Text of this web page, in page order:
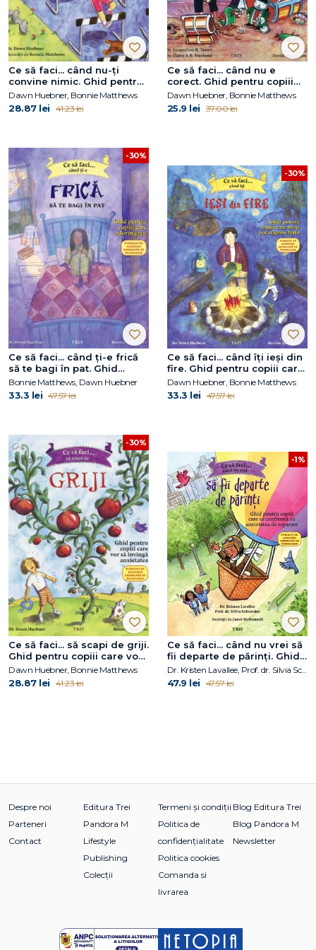
Ce să faci... când nu-ţi
convine nimic. Ghid pentru
copiii care vor să
depăşească negativitatea
Dawn Huebner, Bonnie Matthews
28.87 lei 41.23 lei
Ce să faci... când nu e
corect. Ghid pentru copiii
care vor să facă faţă
invidiei şi geloziei
Dawn Huebner, Bonnie Matthews
25.9 lei 37.00 lei
-30%
Ce să faci... când ţi-e frică
să te bagi în pat. Ghid
pentru copiii care adorm
greu
Bonnie Matthews, Dawn Huebner
33.3 lei 47.57 lei
-30%
Ce să faci... când îţi ieşi din
fire. Ghid pentru copiii care
nu-şi pot stăpâni furia
Dawn Huebner, Bonnie Matthews
33.3 lei 47.57 lei
-30%
Ce să faci... să scapi de griji.
Ghid pentru copiii care vor
să învingă anxietatea
Dawn Huebner, Bonnie Matthews
28.87 lei 41.23 lei
-1%
Ce să faci... când nu vrei să
fii departe de părinţi. Ghid
pentru copiii care se
confruntă cu anxietatea de
separare
Dr. Kristen Lavallee, Prof. dr. Silvia Schneider
47.9 lei 47.57 lei
Despre noi
Parteneri
Contact
Editura Trei
Pandora M
Lifestyle
Publishing
Colecții
Termeni și condiții
Politica de
confidențialitate
Politica cookies
Comanda si
livrarea
Blog Editura Trei
Blog Pandora M
Newsletter